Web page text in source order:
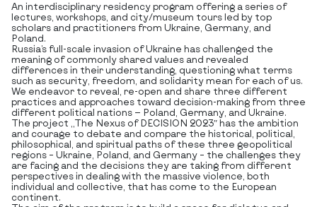
An interdisciplinary residency program offering a series of
lectures, workshops, and city/museum tours led by top
scholars and practitioners from Ukraine, Germany, and
Poland.
Russia’s full-scale invasion of Ukraine has challenged the
meaning of commonly shared values and revealed
differences in their understanding, questioning what terms
such as security, freedom, and solidarity mean for each of us.
We endeavor to reveal, re-open and share three different
practices and approaches toward decision-making from three
different political nations — Poland, Germany, and Ukraine.
The project „The Nexus of DECISION 2023″ has the ambition
and courage to debate and compare the historical, political,
philosophical, and spiritual paths of these three geopolitical
regions – Ukraine, Poland, and Germany – the challenges they
are facing and the decisions they are taking from different
perspectives in dealing with the massive violence, both
individual and collective, that has come to the European
continent.